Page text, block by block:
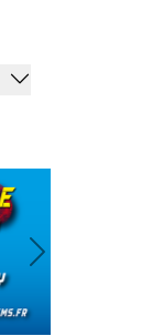
Suivant